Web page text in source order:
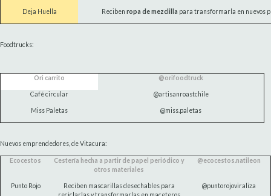
Deja Huella Reciben ropa de mezclilla para transformarla en nuevos
Foodtrucks:
Ori carrito @orifoodtruck
Café circular @artisanroastchile
Miss Paletas @miss.paletas
Nuevos emprendedores, de Vitacura:
Ecocestos
Cestería hecha a partir de papel periódico y
otros materiales
@ecocestos.natileon
Punto Rojo
Reciben mascarillas desechables para
@puntorojoviraliza